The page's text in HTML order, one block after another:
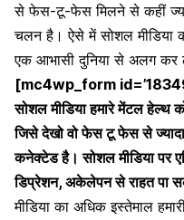
से फेस-टू-फेस मिलने से कहीं
चलन है। ऐसे में सोशल मीडिया
एक आभासी दुनिया से अलग कर
[mc4wp_form
सोशल मीडिया हमारेमेंटल हेल्थ
जिसे देखो वो फेस टू फेस से
कनेक्टेड है। सोशल मीडिया पर
डिप्रेशन, अकेलेपन से राहत पा
मीडिया का अधिक इस्तेमाल